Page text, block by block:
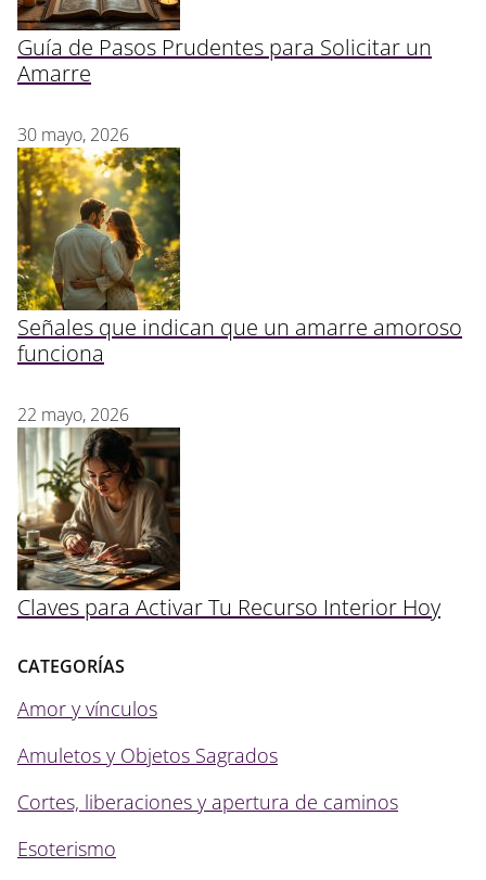
Guía de Pasos Prudentes para Solicitar un
Amarre
30 mayo, 2026
Señales que indican que un amarre amoroso
funciona
22 mayo, 2026
Claves para Activar Tu Recurso Interior Hoy
CATEGORÍAS
Amor y vínculos
Amuletos y Objetos Sagrados
Cortes, liberaciones y apertura de caminos
Esoterismo